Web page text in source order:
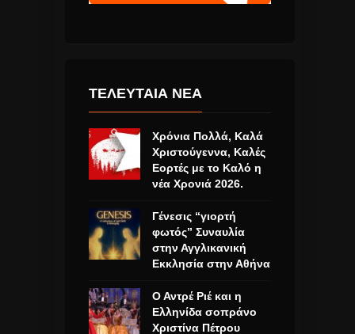
ΤΕΛΕΥΤΑΙΑ ΝΕΑ
Χρόνια Πολλά, Καλά
Χριστούγεννα, Καλές
Εορτές με το Καλό η
νέα Χρονιά 2026.
Γένεσις “γιορτή
φωτός” Συναυλία
στην Αγγλικανική
Εκκλησία στην Αθήνα
Ο Αντρέ Ριέ και η
Ελληνίδα σοπράνο
Χριστίνα Πέτρου